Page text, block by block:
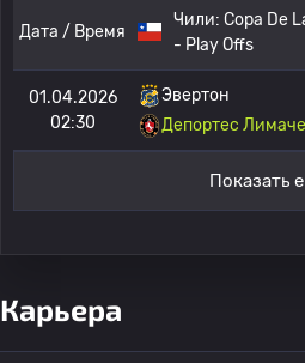
Дата / Время
Чили: Copa De
- Play Offs
01.04.2026
02:30
Эвертон
Депортес Лимаче
Показать
Карьера